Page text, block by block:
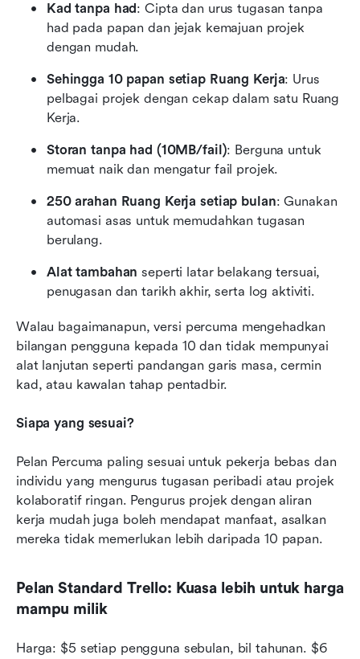
Kad tanpa had: Cipta dan urus tugasan tanpa
had pada papan dan jejak kemajuan projek
dengan mudah.
Sehingga 10 papan setiap Ruang Kerja: Urus
pelbagai projek dengan cekap dalam satu Ruang
Kerja.
Storan tanpa had (10MB/fail): Berguna untuk
memuat naik dan mengatur fail projek.
250 arahan Ruang Kerja setiap bulan: Gunakan
automasi asas untuk memudahkan tugasan
berulang.
Alat tambahan seperti latar belakang tersuai,
penugasan dan tarikh akhir, serta log aktiviti.
Walau bagaimanapun, versi percuma mengehadkan
bilangan pengguna kepada 10 dan tidak mempunyai
alat lanjutan seperti pandangan garis masa, cermin
kad, atau kawalan tahap pentadbir.
Siapa yang sesuai?
Pelan Percuma paling sesuai untuk pekerja bebas dan
individu yang mengurus tugasan peribadi atau projek
kolaboratif ringan. Pengurus projek dengan aliran
kerja mudah juga boleh mendapat manfaat, asalkan
mereka tidak memerlukan lebih daripada 10 papan.
Pelan Standard Trello: Kuasa lebih untuk harga
mampu milik
Harga: $5 setiap pengguna sebulan, bil tahunan. $6